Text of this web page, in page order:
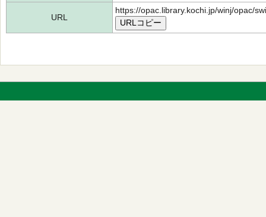
URL
https://opac.library.kochi.jp/winj/opac/
URLコピー